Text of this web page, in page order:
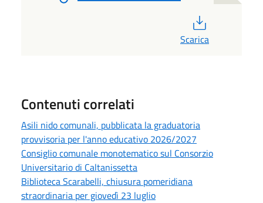
Scarica
Contenuti correlati
Asili nido comunali, pubblicata la graduatoria
provvisoria per l'anno educativo 2026/2027
Consiglio comunale monotematico sul Consorzio
Universitario di Caltanissetta
Biblioteca Scarabelli, chiusura pomeridiana
straordinaria per giovedì 23 luglio